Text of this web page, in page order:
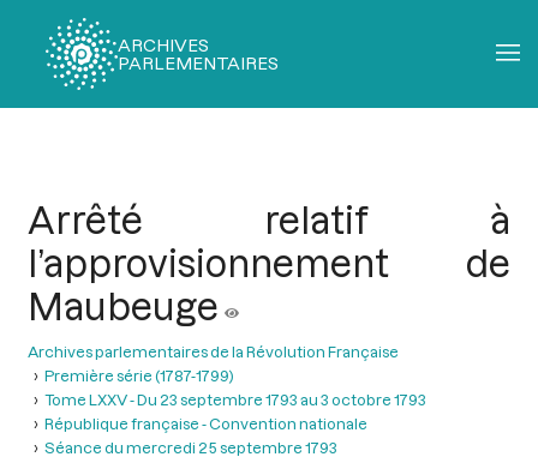
ARCHIVES
PARLEMENTAIRES
Arrêté relatif à
l’approvisionnement de
Maubeuge
Archives parlementaires de la Révolution Française
Première série (1787-1799)
Tome LXXV - Du 23 septembre 1793 au 3 octobre 1793
République française - Convention nationale
Séance du mercredi 25 septembre 1793